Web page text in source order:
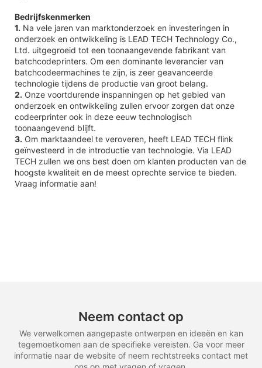
Bedrijfskenmerken
1. Na vele jaren van marktonderzoek en investeringen in
onderzoek en ontwikkeling is LEAD TECH Technology Co.,
Ltd. uitgegroeid tot een toonaangevende fabrikant van
batchcodeprinters. Om een ​​dominante leverancier van
batchcodeermachines te zijn, is zeer geavanceerde
technologie tijdens de productie van groot belang.
2. Onze voortdurende inspanningen op het gebied van
onderzoek en ontwikkeling zullen ervoor zorgen dat onze
codeerprinter ook in deze eeuw technologisch
toonaangevend blijft.
3. Om marktaandeel te veroveren, heeft LEAD TECH flink
geïnvesteerd in de introductie van technologie. Via LEAD
TECH zullen we ons best doen om klanten producten van de
hoogste kwaliteit en de meest oprechte service te bieden.
Vraag informatie aan!
Neem contact op
We verwelkomen aangepaste ontwerpen en ideeën en kan
tegemoetkomen aan de specifieke vereisten. Ga voor meer
informatie naar de website of neem rechtstreeks contact met